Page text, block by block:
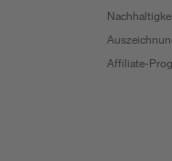
Affiliate-